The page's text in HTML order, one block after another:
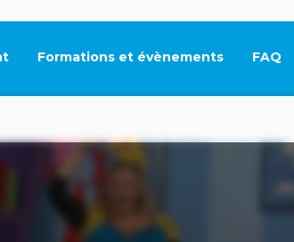
Formations et évènements FAQ
Ce